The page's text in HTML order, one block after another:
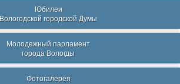
Юбилеи
Вологодской городской Думы
Молодежный парламент
города Вологды
Фотогалерея